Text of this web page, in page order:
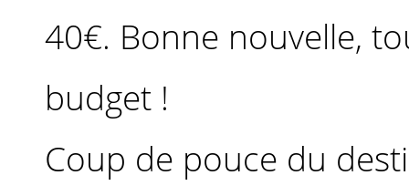
40€. Bonne nouvelle,
budget !
Coup de pouce du